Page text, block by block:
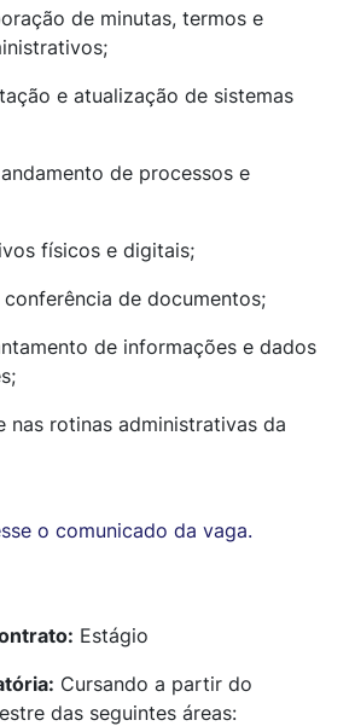
de minutas, termos e
e atualização de sistemas
de processos e
físicos e digitais;
de documentos;
de informações e dados
nas rotinas administrativas da
o comunicado da vaga.
Estágio
Cursando a partir do
das seguintes áreas: